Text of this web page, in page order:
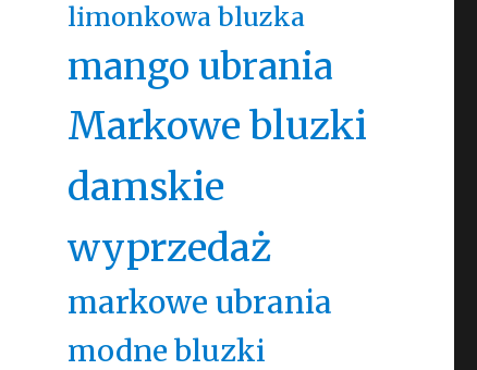
limonkowa bluzka
mango ubrania
Markowe bluzki
damskie
wyprzedaż
markowe ubrania
modne bluzki